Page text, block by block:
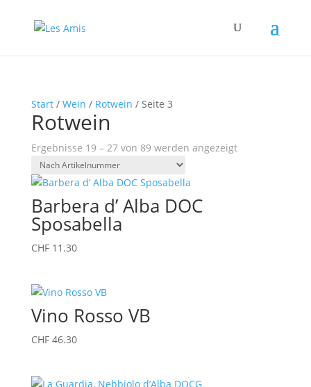
Start/ Wein / Rotwein / Seite 3
Rotwein
Ergebnisse 19 – 27 von 89 werden angezeigt
Barbera d’ Alba DOC
Sposabella
CHF11.30
Vino Rosso VB
CHF46.30